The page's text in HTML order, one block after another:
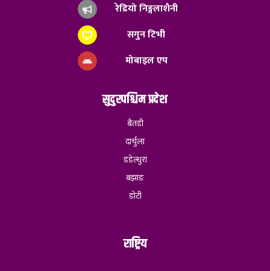
रेडियो निङ्गलाशैनी
सगुन टिभी
मोबाइल एप
सुदुरपश्चिम प्रदेश
बैतडी
दार्चुला
डडेल्धुरा
बझाङ
डोटी
राष्ट्रिय